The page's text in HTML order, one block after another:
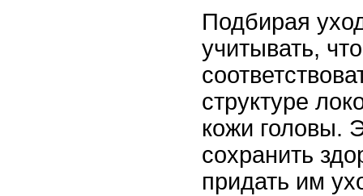
Подбирая
учитывать,
структуре
кожи головы.
сохранить
придать им